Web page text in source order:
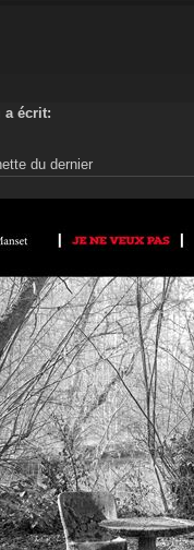
a écrit:
du dernier